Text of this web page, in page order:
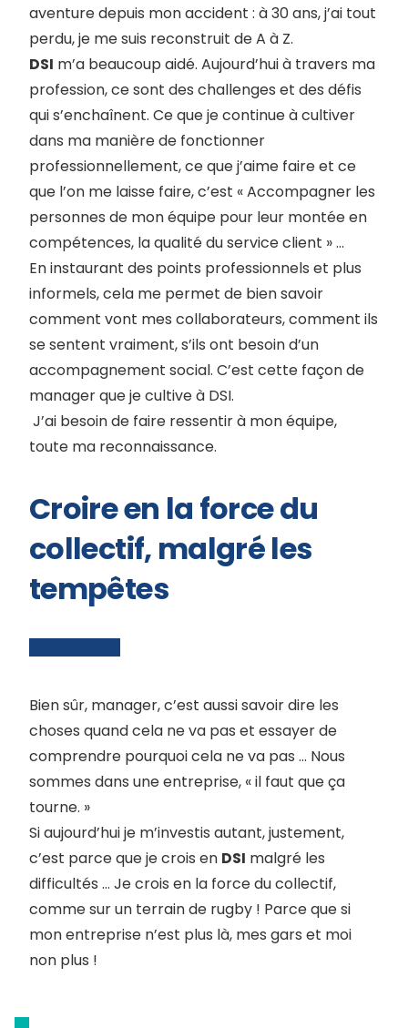
aventure depuis mon accident : à 30 ans, j’ai tout
perdu, je me suis reconstruit de A à Z.
DSI m’a beaucoup aidé. Aujourd’hui à travers ma
profession, ce sont des challenges et des défis
qui s’enchaînent. Ce que je continue à cultiver
dans ma manière de fonctionner
professionnellement, ce que j’aime faire et ce
que l’on me laisse faire, c’est « Accompagner les
personnes de mon équipe pour leur montée en
compétences, la qualité du service client » …
En instaurant des points professionnels et plus
informels, cela me permet de bien savoir
comment vont mes collaborateurs, comment ils
se sentent vraiment, s’ils ont besoin d’un
accompagnement social. C’est cette façon de
manager que je cultive à DSI.
J’ai besoin de faire ressentir à mon équipe,
toute ma reconnaissance.
Croire en la force du
collectif, malgré les
tempêtes
Bien sûr, manager, c’est aussi savoir dire les
choses quand cela ne va pas et essayer de
comprendre pourquoi cela ne va pas … Nous
sommes dans une entreprise, « il faut que ça
tourne. »
Si aujourd’hui je m’investis autant, justement,
c’est parce que je crois en DSI malgré les
difficultés … Je crois en la force du collectif,
comme sur un terrain de rugby ! Parce que si
mon entreprise n’est plus là, mes gars et moi
non plus !